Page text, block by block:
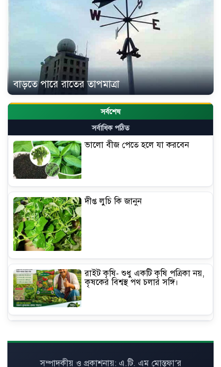
বাড়তে পারে রাতের তাপমাত্রা
সর্বশেষ
সর্বাধিক পঠিত
ভালো বীজ পেতে হলে যা করবেন
দীপ্ত লুচি কি জানুন
রাইট কৃষি- শুধু একটি কৃষি পত্রিকা নয়,
কৃষকের বিশ্বস্থ পথ চলার সঙ্গি।
লাখ টাকা
সম্পাদকীয় ও প্রকাশনায়: এ.টি. এম মোস্তফা’র